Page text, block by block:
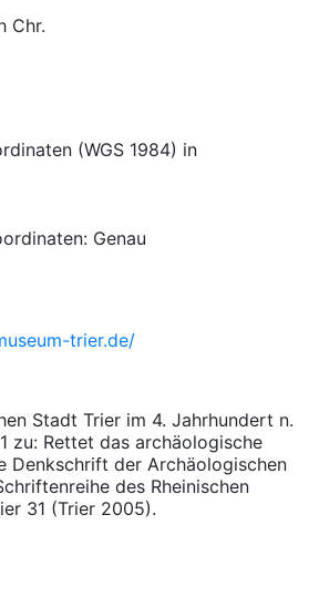
Chr.
(WGS 1984) in
Genau
trier.de/
Stadt Trier im 4. Jahrhundert n.
zu: Rettet das archäologische
Denkschrift der Archäologischen
des Rheinischen
31 (Trier 2005).